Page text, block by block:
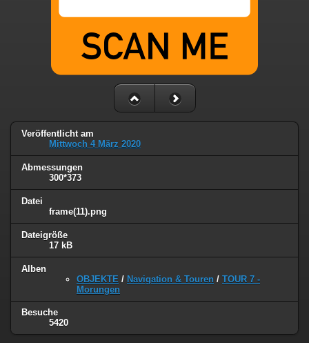
Veröffentlicht am
Mittwoch 4 März 2020
Abmessungen
300*373
Datei
frame(11).png
Dateigröße
17 kB
Alben
OBJEKTE / Navigation & Touren / TOUR 7 -
Morungen
Besuche
5420